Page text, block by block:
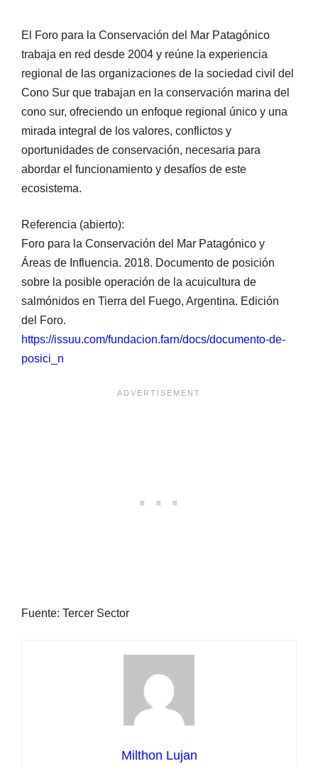
El Foro para la Conservación del Mar Patagónico
trabaja en red desde 2004 y reúne la experiencia
regional de las organizaciones de la sociedad civil del
Cono Sur que trabajan en la conservación marina del
cono sur, ofreciendo un enfoque regional único y una
mirada integral de los valores, conflictos y
oportunidades de conservación, necesaria para
abordar el funcionamiento y desafíos de este
ecosistema.
Referencia (abierto):
Foro para la Conservación del Mar Patagónico y
Áreas de Influencia. 2018. Documento de posición
sobre la posible operación de la acuicultura de
salmónidos en Tierra del Fuego, Argentina. Edición
del Foro.
https://issuu.com/fundacion.farn/docs/documento-de-
posici_n
Fuente: Tercer Sector
Milthon Lujan